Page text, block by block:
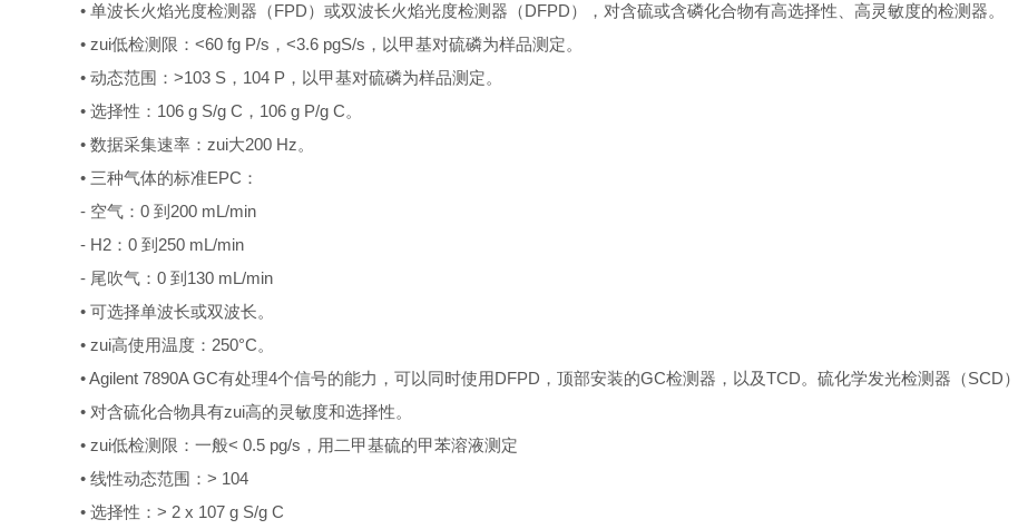
• 单波长火焰光度检测器（FPD）或双波长火焰光度检测器（DFPD），对含硫或含磷化合物有高选择性、高灵敏度的检测器。
• zui低检测限：<60 fg P/s，<3.6 pgS/s，以甲基对硫磷为样品测定。
• 动态范围：>103 S，104 P，以甲基对硫磷为样品测定。
• 选择性：106 g S/g C，106 g P/g C。
• 数据采集速率：zui大200 Hz。
• 三种气体的标准EPC：
- 空气：0 到200 mL/min
- H2 ：0 到250 mL/min
- 尾吹气：0 到130 mL/min
• 可选择单波长或双波长。
• zui高使用温度：250°C。
• Agilent 7890A GC有处理4个信号的能力，可以同时使用DFPD，顶部安装的GC检测器，以及TCD。硫化学发光检测器（SCD）
• 对含硫化合物具有zui高的灵敏度和选择性。
• zui低检测限：一般< 0.5 pg/s，用二甲基硫的甲苯溶液测定
• 线性动态范围：> 104
• 选择性：> 2 x 107 g S/g C